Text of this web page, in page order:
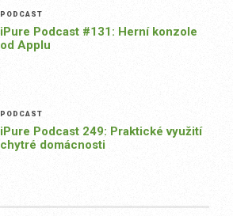
PODCAST
iPure Podcast #131: Herní konzole
od Applu
PODCAST
iPure Podcast 249: Praktické využití
chytré domácnosti